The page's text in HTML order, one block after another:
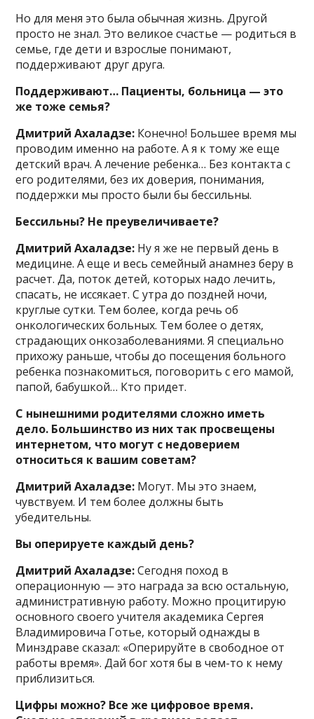
Но для меня это была обычная жизнь. Другой
просто не знал. Это великое счастье — родиться в
семье, где дети и взрослые понимают,
поддерживают друг друга.
Поддерживают… Пациенты, больница — это
же тоже семья?
Дмитрий Ахаладзе: Конечно! Большее время мы
проводим именно на работе. А я к тому же еще
детский врач. А лечение ребенка… Без контакта с
его родителями, без их доверия, понимания,
поддержки мы просто были бы бессильны.
Бессильны? Не преувеличиваете?
Дмитрий Ахаладзе: Ну я же не первый день в
медицине. А еще и весь семейный анамнез беру в
расчет. Да, поток детей, которых надо лечить,
спасать, не иссякает. С утра до поздней ночи,
круглые сутки. Тем более, когда речь об
онкологических больных. Тем более о детях,
страдающих онкозаболеваниями. Я специально
прихожу раньше, чтобы до посещения больного
ребенка познакомиться, поговорить с его мамой,
папой, бабушкой… Кто придет.
С нынешними родителями сложно иметь
дело. Большинство из них так просвещены
интернетом, что могут с недоверием
относиться к вашим советам?
Дмитрий Ахаладзе: Могут. Мы это знаем,
чувствуем. И тем более должны быть
убедительны.
Вы оперируете каждый день?
Дмитрий Ахаладзе:Сегодня поход в
операционную — это награда за всю остальную,
административную работу. Можно процитирую
основного своего учителя академика Сергея
Владимировича Готье, который однажды в
Минздраве сказал: «Оперируйте в свободное от
работы время». Дай бог хотя бы в чем-то к нему
приблизиться.
Цифры можно? Все же цифровое время.